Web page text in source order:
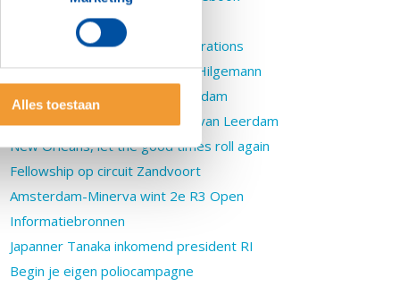
Alles toestaan
Zin in geven
Global Outlook over New Generations
Implosies, nieuwe clip Ewerdt Hilgemann
Bijeenkomst JobRotary Amsterdam
Karel Claassen opvolger Hans van Leerdam
New Orleans, let the good times roll again
Fellowship op circuit Zandvoort
Amsterdam-Minerva wint 2e R3 Open
Informatiebronnen
Japanner Tanaka inkomend president RI
Begin je eigen poliocampagne